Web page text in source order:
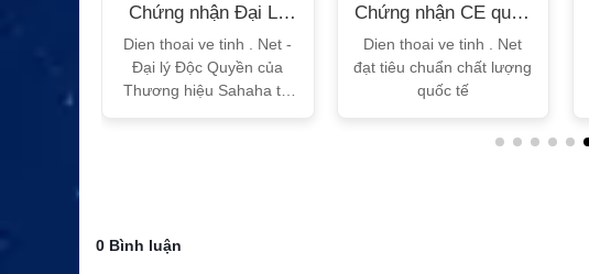
Chứng nhận Đại Lý
Sahaha
Dien thoai ve tinh . Net -
Đại lý Độc Quyền của
Thương hiệu Sahaha tại
Chứng nhận CE quốc
tế
Dien thoai ve tinh . Net
đạt tiêu chuẩn chất lượng
quốc tế
0 Bình luận